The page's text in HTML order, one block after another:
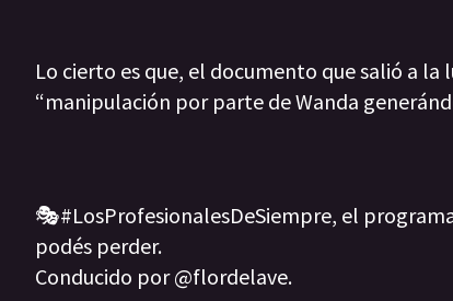
Lo cierto es que, el documento que salió a
“manipulación por parte de Wanda
🎭#LosProfesionalesDeSiempre, el
podés perder.
Conducido por @flordelave.